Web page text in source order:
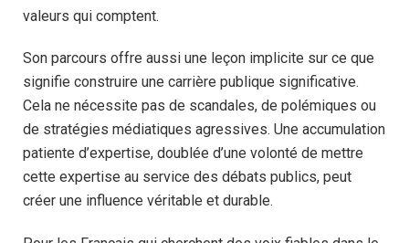
valeurs qui comptent.
Son parcours offre aussi une leçon implicite sur ce que
signifie construire une carrière publique significative.
Cela ne nécessite pas de scandales, de polémiques ou
de stratégies médiatiques agressives. Une accumulation
patiente d’expertise, doublée d’une volonté de mettre
cette expertise au service des débats publics, peut
créer une influence véritable et durable.